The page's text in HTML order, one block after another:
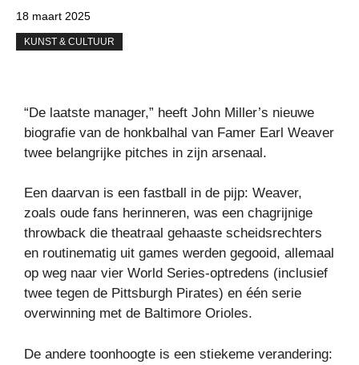
18 maart 2025
KUNST & CULTUUR
“De laatste manager,” heeft John Miller’s nieuwe
biografie van de honkbalhal van Famer Earl Weaver
twee belangrijke pitches in zijn arsenaal.
Een daarvan is een fastball in de pijp: Weaver,
zoals oude fans herinneren, was een chagrijnige
throwback die theatraal gehaaste scheidsrechters
en routinematig uit games werden gegooid, allemaal
op weg naar vier World Series-optredens (inclusief
twee tegen de Pittsburgh Pirates) en één serie
overwinning met de Baltimore Orioles.
De andere toonhoogte is een stiekeme verandering: